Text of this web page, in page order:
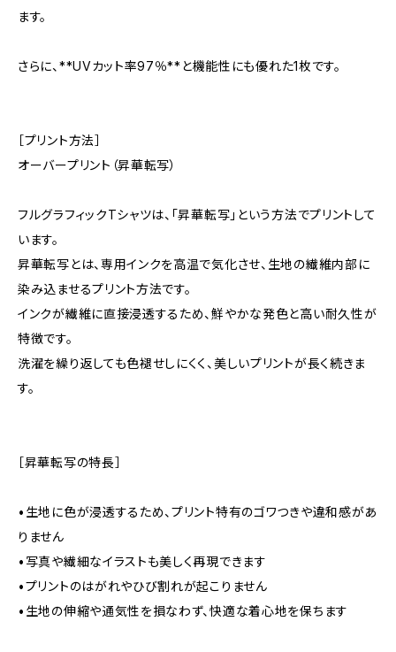
ます。
さらに、**UVカット率97％**と機能性にも優れた1枚です。
［プリント方法］
オーバープリント（昇華転写）
フルグラフィックTシャツは、「昇華転写」という方法でプリントして
います。
昇華転写とは、専用インクを高温で気化させ、生地の繊維内部に
染み込ませるプリント方法です。
インクが繊維に直接浸透するため、鮮やかな発色と高い耐久性が
特徴です。
洗濯を繰り返しても色褪せしにくく、美しいプリントが長く続きま
す。
［昇華転写の特長］
•生地に色が浸透するため、プリント特有のゴワつきや違和感があ
りません
•写真や繊細なイラストも美しく再現できます
•プリントのはがれやひび割れが起こりません
•生地の伸縮や通気性を損なわず、快適な着心地を保ちます